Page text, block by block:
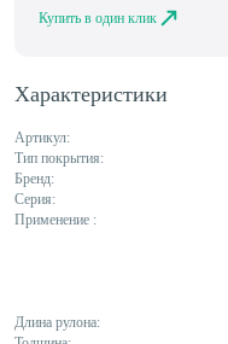
Характеристики
Артикул:
Тип покрытия:
Бренд:
Серия:
Применение :
Длина рулона:
Купить в один клик